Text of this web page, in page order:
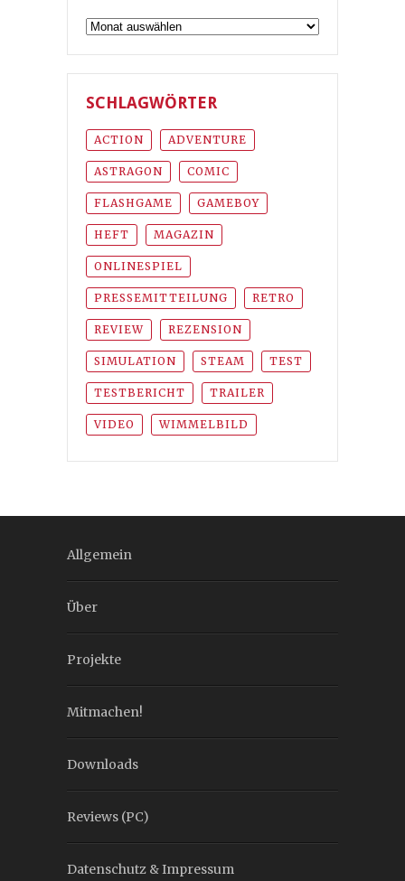
Archiv
SCHLAGWÖRTER
ACTION ADVENTURE
ASTRAGON COMIC
FLASHGAME GAMEBOY
HEFT MAGAZIN
ONLINESPIEL
PRESSEMITTEILUNG RETRO
REVIEW REZENSION
SIMULATION STEAM TEST
TESTBERICHT TRAILER
VIDEO WIMMELBILD
Allgemein
Über
Projekte
Mitmachen!
Downloads
Reviews (PC)
Datenschutz & Impressum